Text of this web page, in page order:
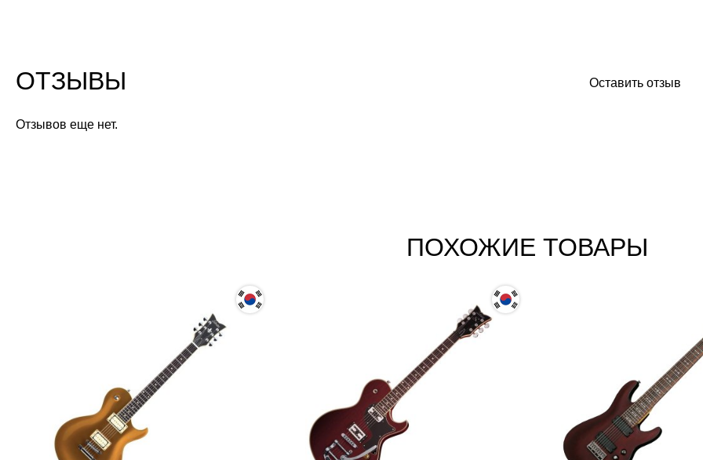
Оставить отзыв
ОТЗЫВЫ
Отзывов еще нет.
ПОХОЖИЕ ТОВАРЫ